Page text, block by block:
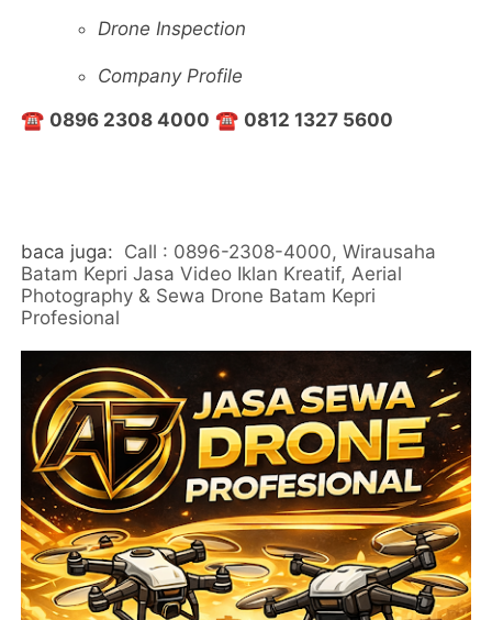
Drone Inspection
Company Profile
☎️ 0896 2308 4000 ☎️ 0812 1327 5600
baca juga: Call : 0896-2308-4000, Wirausaha
Batam Kepri Jasa Video Iklan Kreatif, Aerial
Photography & Sewa Drone Batam Kepri
Profesional